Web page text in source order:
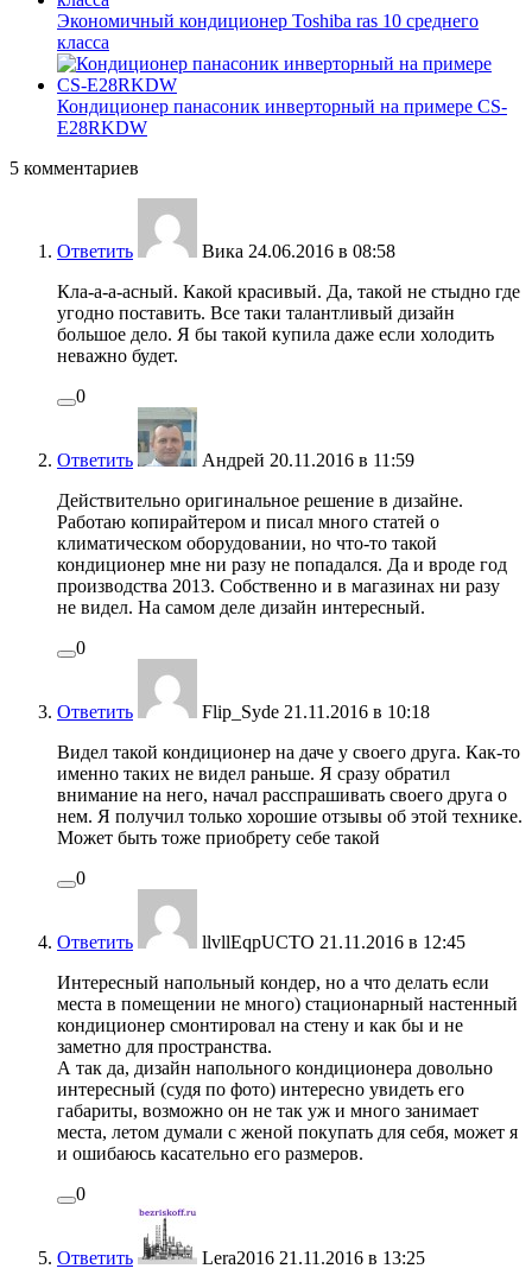
Экономичный кондиционер Toshiba ras 10 среднего
класса
Кондиционер панасоник инверторный на примере CS-
E28RKDW
5 комментариев
Ответить Вика 24.06.2016 в 08:58
Кла-а-а-асный. Какой красивый. Да, такой не стыдно где
угодно поставить. Все таки талантливый дизайн
большое дело. Я бы такой купила даже если холодить
неважно будет.
0
Ответить Андрей 20.11.2016 в 11:59
Действительно оригинальное решение в дизайне.
Работаю копирайтером и писал много статей о
климатическом оборудовании, но что-то такой
кондиционер мне ни разу не попадался. Да и вроде год
производства 2013. Собственно и в магазинах ни разу
не видел. На самом деле дизайн интересный.
0
Ответить Flip_Syde 21.11.2016 в 10:18
Видел такой кондиционер на даче у своего друга. Как-то
именно таких не видел раньше. Я сразу обратил
внимание на него, начал расспрашивать своего друга о
нем. Я получил только хорошие отзывы об этой технике.
Может быть тоже приобрету себе такой
0
Ответить llvllEqpUCTO 21.11.2016 в 12:45
Интересный напольный кондер, но а что делать если
места в помещении не много) стационарный настенный
кондиционер смонтировал на стену и как бы и не
заметно для пространства.
А так да, дизайн напольного кондиционера довольно
интересный (судя по фото) интересно увидеть его
габариты, возможно он не так уж и много занимает
места, летом думали с женой покупать для себя, может я
и ошибаюсь касательно его размеров.
0
Ответить Lera2016 21.11.2016 в 13:25